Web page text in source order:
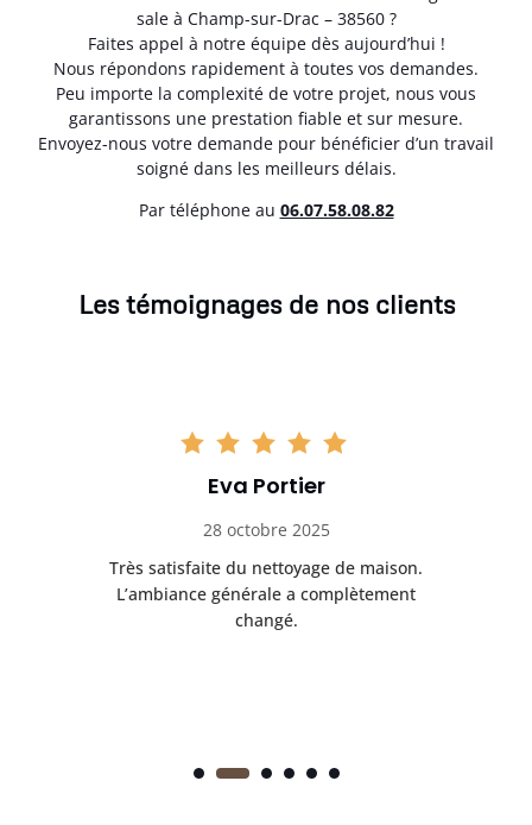
sale à Champ-sur-Drac – 38560 ?
Faites appel à notre équipe dès aujourd’hui !
Nous répondons rapidement à toutes vos demandes.
Peu importe la complexité de votre projet, nous vous
garantissons une prestation fiable et sur mesure.
Envoyez-nous votre demande pour bénéficier d’un travail
soigné dans les meilleurs délais.
Par téléphone au 06.07.58.08.82
Les témoignages de nos clients
Eva Portier
28 octobre 2025
Très satisfaite du nettoyage de maison.
L’ambiance générale a complètement
changé.